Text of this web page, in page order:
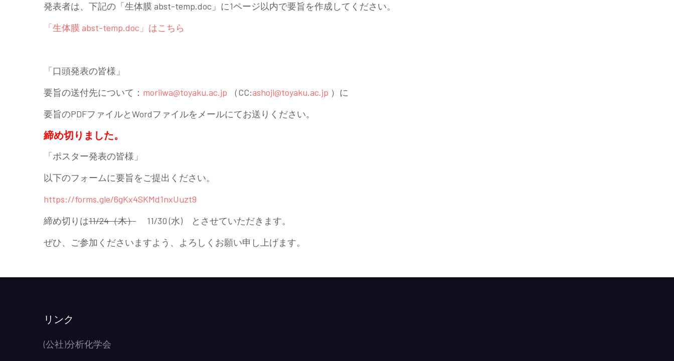
発表者は、下記の「生体膜 abst-temp.doc」に1ページ以内で要旨を作成してください。
「生体膜 abst-temp.doc」はこちら
「口頭発表の皆様」
要旨の送付先について： moriiwa@toyaku.ac.jp （CC:ashoji@toyaku.ac.jp ）に
要旨のPDFファイルとWordファイルをメールにてお送りください。
締め切りました。
「ポスター発表の皆様」
以下のフォームに要旨をご提出ください。
https://forms.gle/6gKx4SKMd1nxUuzt9
締め切りは11/24（木） 11/30 (水) とさせていただきます。
ぜひ、ご参加くださいますよう、よろしくお願い申し上げます。
リンク
(公社)分析化学会